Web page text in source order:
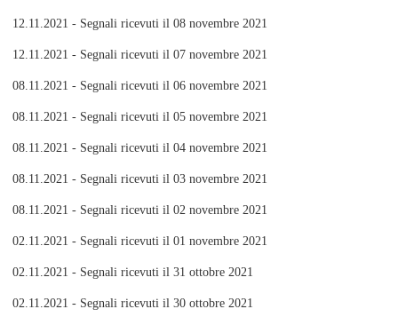
12.11.2021 - Segnali ricevuti il 08 novembre 2021
12.11.2021 - Segnali ricevuti il 07 novembre 2021
08.11.2021 - Segnali ricevuti il 06 novembre 2021
08.11.2021 - Segnali ricevuti il 05 novembre 2021
08.11.2021 - Segnali ricevuti il 04 novembre 2021
08.11.2021 - Segnali ricevuti il 03 novembre 2021
08.11.2021 - Segnali ricevuti il 02 novembre 2021
02.11.2021 - Segnali ricevuti il 01 novembre 2021
02.11.2021 - Segnali ricevuti il 31 ottobre 2021
02.11.2021 - Segnali ricevuti il 30 ottobre 2021